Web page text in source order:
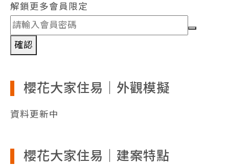
解鎖更多會員限定
確認
櫻花大家住易｜外觀模擬
資料更新中
櫻花大家住易｜建案特點